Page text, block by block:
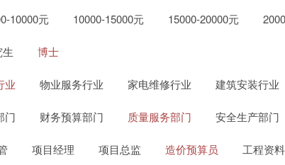
10000元 10000-15000元 15000-20000元
博士
业 物业服务行业 家电维修行业 建筑安装行业
门 财务预算部门 质量服务部门 安全生产部门
项目经理 项目总监 造价预算员 工程资